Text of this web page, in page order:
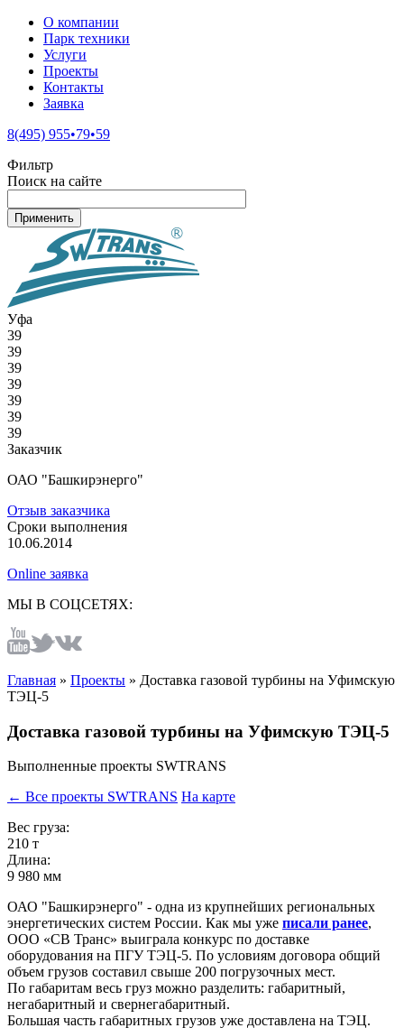
О компании
Парк техники
Услуги
Проекты
Контакты
Заявка
8(495) 955•79•59
Фильтр
Поиск на сайте
Уфа
39
39
39
39
39
39
39
Заказчик
ОАО "Башкирэнерго"
Отзыв заказчика
Сроки выполнения
10.06.2014
Online заявка
МЫ В СОЦСЕТЯХ:
Главная » Проекты » Доставка газовой турбины на Уфимскую
ТЭЦ-5
Доставка газовой турбины на Уфимскую ТЭЦ-5
Выполненные проекты SWTRANS
← Все проекты SWTRANS На карте
Вес груза:
210 т
Длина:
9 980 мм
ОАО "Башкирэнерго" - одна из крупнейших региональных
энергетических систем России. Как мы уже писали ранее,
ООО «СВ Транс» выиграла конкурс по доставке
оборудования на ПГУ ТЭЦ-5. По условиям договора общий
объем грузов составил свыше 200 погрузочных мест.
По габаритам весь груз можно разделить: габаритный,
негабаритный и свернегабаритный.
Большая часть габаритных грузов уже доставлена на ТЭЦ.